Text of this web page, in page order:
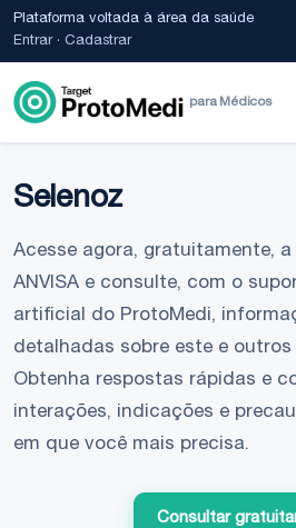
Plataforma voltada à área da saúde
Entrar· Cadastrar
para Médicos
Selenoz
Acesse agora, gratuitamente,
ANVISA e consulte, com o
artificial do ProtoMedi,
detalhadas sobre este e
Obtenha respostas rápidas e
interações, indicações e
em que você mais precisa.
Consultar